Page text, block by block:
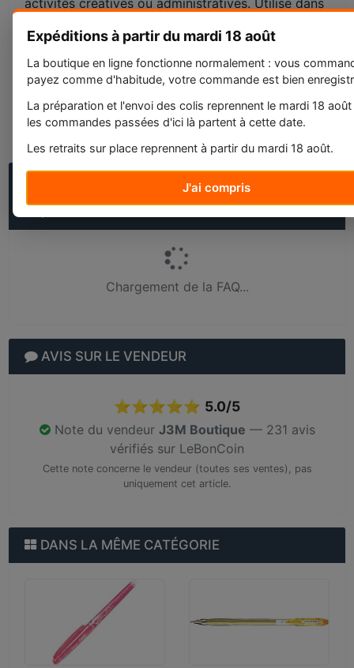
Expéditions à partir du mardi 18 août
La boutique en ligne fonctionne normalement : vous
payez comme d'habitude, votre commande est bien
La préparation et l'envoi des colis reprennent le mardi 18
les commandes passées d'ici là partent à cette date.
Les retraits sur place reprennent à partir du mardi 18 août.
J'ai compris
activités créatives ou administratives. Utilisé dans
les loisirs créatifs, il répond aux besoins de
précision et de clarté.
Etat : Neuf
QUESTIONS FRÉQUENTES SUR FEUTRE À
POINTE FINE STABILO POINT 88 - GRIS CLAIR
Chargement de la FAQ...
AVIS SUR LE VENDEUR
⭐⭐⭐⭐⭐ 5.0/5
Note du vendeur J3M Boutique — 231 avis
vérifiés sur LeBonCoin
Cette note concerne le vendeur (toutes ses ventes), pas
uniquement cet article.
DANS LA MÊME CATÉGORIE